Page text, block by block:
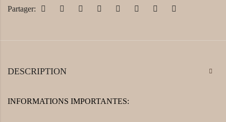
Partager:
DESCRIPTION
INFORMATIONS IMPORTANTES: